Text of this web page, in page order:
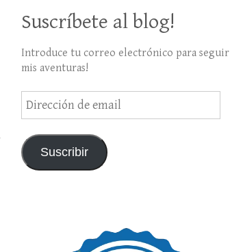
Suscríbete al blog!
Introduce tu correo electrónico para seguir
mis aventuras!
Dirección
de
Suscribir